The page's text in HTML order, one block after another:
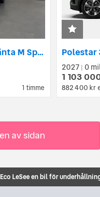
1 timme
BMW X5 xDrive50e 2,95 ränta M Sport 21" Dragkrok H/K Panorama
2027 0
1 103
882 400 kr
av sidan
LeSee en bil för